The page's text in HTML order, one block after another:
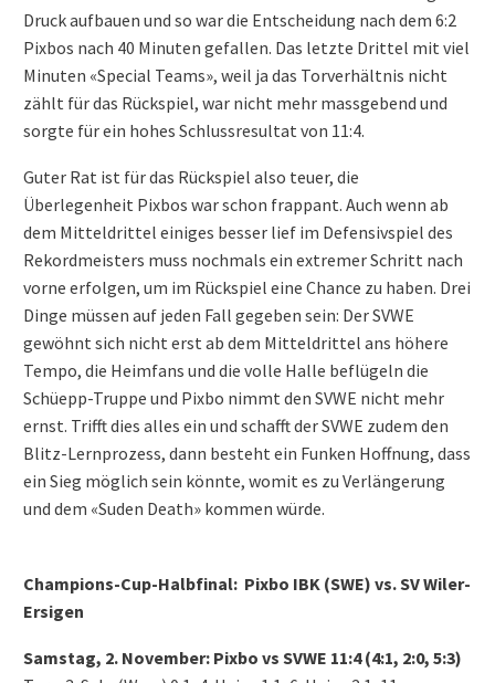
Druck aufbauen und so war die Entscheidung nach dem 6:2
Pixbos nach 40 Minuten gefallen. Das letzte Drittel mit viel
Minuten «Special Teams», weil ja das Torverhältnis nicht
zählt für das Rückspiel, war nicht mehr massgebend und
sorgte für ein hohes Schlussresultat von 11:4.
Guter Rat ist für das Rückspiel also teuer, die
Überlegenheit Pixbos war schon frappant. Auch wenn ab
dem Mitteldrittel einiges besser lief im Defensivspiel des
Rekordmeisters muss nochmals ein extremer Schritt nach
vorne erfolgen, um im Rückspiel eine Chance zu haben. Drei
Dinge müssen auf jeden Fall gegeben sein: Der SVWE
gewöhnt sich nicht erst ab dem Mitteldrittel ans höhere
Tempo, die Heimfans und die volle Halle beflügeln die
Schüepp-Truppe und Pixbo nimmt den SVWE nicht mehr
ernst. Trifft dies alles ein und schafft der SVWE zudem den
Blitz-Lernprozess, dann besteht ein Funken Hoffnung, dass
ein Sieg möglich sein könnte, womit es zu Verlängerung
und dem «Suden Death» kommen würde.
Champions-Cup-Halbfinal: Pixbo IBK (SWE) vs. SV Wiler-
Ersigen
Samstag, 2. November: Pixbo vs SVWE 11:4 (4:1, 2:0, 5:3)